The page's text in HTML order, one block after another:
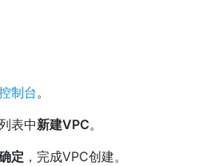
制台。
表中新建VPC。
定 ，完成VPC创建。